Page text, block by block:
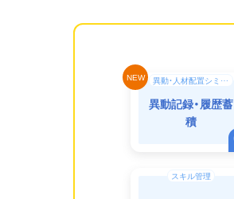
異動・人材配置シミュレーション
異動記録・履歴蓄
積
スキル管理